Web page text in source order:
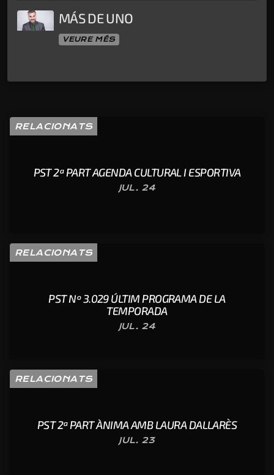
MÁS DE UNO
VEURE MÉS
RELACIONATS
PST 2ª PART AGENDA CULTURAL I ESPORTIVA
JUL. 24
RELACIONATS
PST Nº 3.029 ÚLTIM PROGRAMA DE LA
TEMPORADA
JUL. 24
RELACIONATS
PST 2ª PART ÀNIMA AMB LAURA DALLARÈS
JUL. 23